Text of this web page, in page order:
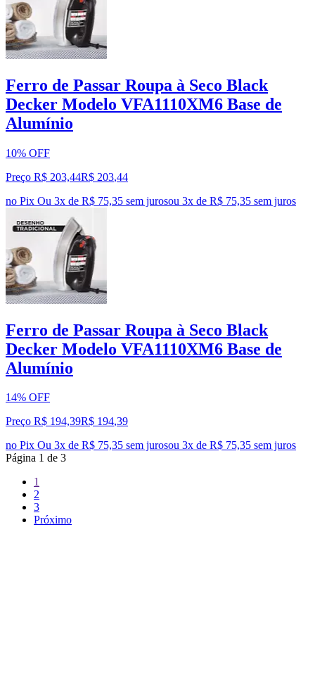
Ferro de Passar Roupa à Seco Black
Decker Modelo VFA1110XM6 Base de
Alumínio
10% OFF
Preço R$ 203,44R$ 203,44
no Pix Ou 3x de R$ 75,35 sem jurosou 3x de R$ 75,35 sem juros
Ferro de Passar Roupa à Seco Black
Decker Modelo VFA1110XM6 Base de
Alumínio
14% OFF
Preço R$ 194,39R$ 194,39
no Pix Ou 3x de R$ 75,35 sem jurosou 3x de R$ 75,35 sem juros
Página 1 de 3
1
2
3
Próximo